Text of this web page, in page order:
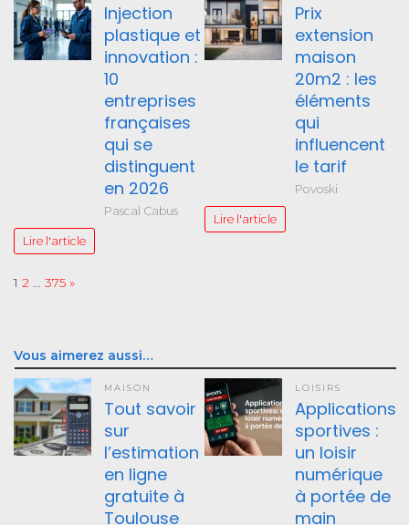
Injection
plastique et
innovation :
10
entreprises
françaises
qui se
distinguent
en 2026
Pascal Cabus
Lire l'article
Prix
extension
maison
20m2 : les
éléments
qui
influencent
le tarif
Povoski
Lire l'article
Page:
1 2 … 375 Next
»
Vous aimerez aussi…
MAISON
Tout savoir
sur
l’estimation
en ligne
gratuite à
Toulouse
LOISIRS
Applications
sportives :
un loisir
numérique
à portée de
main